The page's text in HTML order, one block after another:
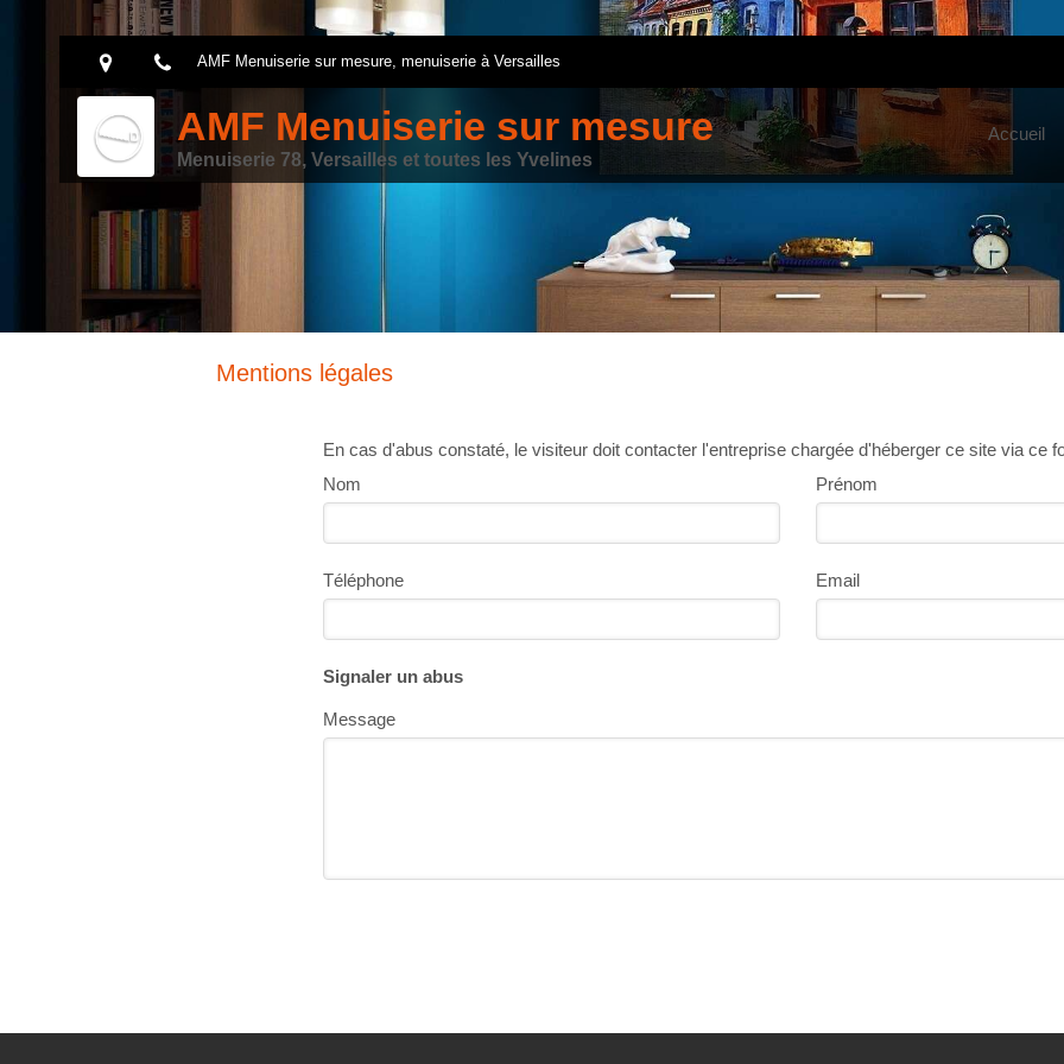
AMF Menuiserie sur mesure, menuiserie à Versailles
Accueil
AMF Menuiserie sur mesure
Menuiserie 78, Versailles et toutes les Yvelines
Mentions légales
En cas d'abus constaté, le visiteur doit contacter l'entreprise chargée d'héberger ce site via ce
Nom
Prénom
Téléphone Email
Signaler un abus
Message